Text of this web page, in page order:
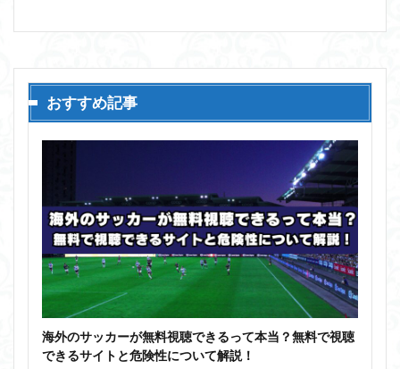
おすすめ記事
海外のサッカーが無料視聴できるって本当？無料で視聴
できるサイトと危険性について解説！